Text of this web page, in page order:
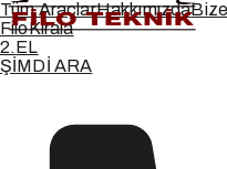
Tüm AraçlarHakkımızdaBize
FiloKirala
2.EL
ŞİMDİ ARA